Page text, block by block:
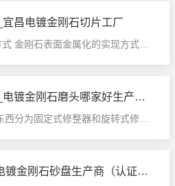
昌电镀金刚石切片工厂
金刚石表面金属化的实现方式、
电镀金刚石磨头哪家好_电镀金刚石磨头哪家好生产商 (在线咨询)
分为固定式修整器和旋转式修整
供应:电镀金刚石砂盘_电镀金刚石砂盘生产商（认证企业）